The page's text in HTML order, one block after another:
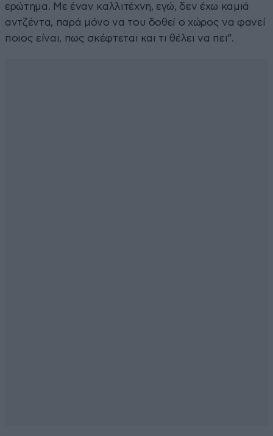
ερώτημα. Με έναν καλλιτέχνη, εγώ, δεν έχω καμιά
αντζέντα, παρά μόνο να του δοθεί ο χώρος να φανεί
ποιος είναι, πως σκέφτεται και τι θέλει να πει”.